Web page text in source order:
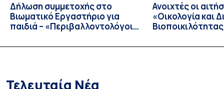
Δήλωση συμμετοχής στο
Bιωματικό Eργαστήριο για
παιδιά – «Περιβαλλοντολόγοι
Ανοιχτές οι
«Οικολογία και
Τελευταία Νέα